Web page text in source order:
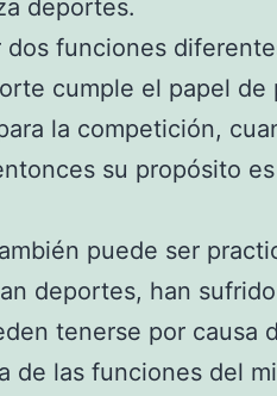
deportes.
dos funciones
cumple el papel de
la competición,
su propósito
puede ser
deportes, han
tenerse por causa
de las funciones del